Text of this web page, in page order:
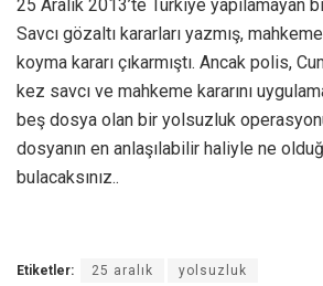
25 Aralık 2013’te Türkiye yapılamayan
Savcı gözaltı kararları yazmış,
koyma kararı çıkarmıştı. Ancak polis,
kez savcı ve mahkeme kararını
beş dosya olan bir yolsuzluk
dosyanın en anlaşılabilir haliyle ne
bulacaksınız..
Etiketler: 25 aralık yolsuzluk